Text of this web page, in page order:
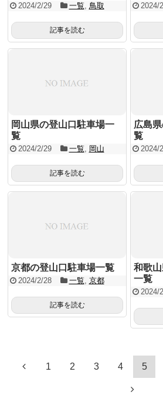
2024/2/29 一覧 鳥取
記事を読む
2024/
岡山県の登山口駐車場一
覧
2024/2/29 一覧 岡山
記事を読む
広島
覧
2024/
京都の登山口駐車場一覧
2024/2/28 一覧 京都
記事を読む
和歌
一覧
2024/
1 2 3 4 5